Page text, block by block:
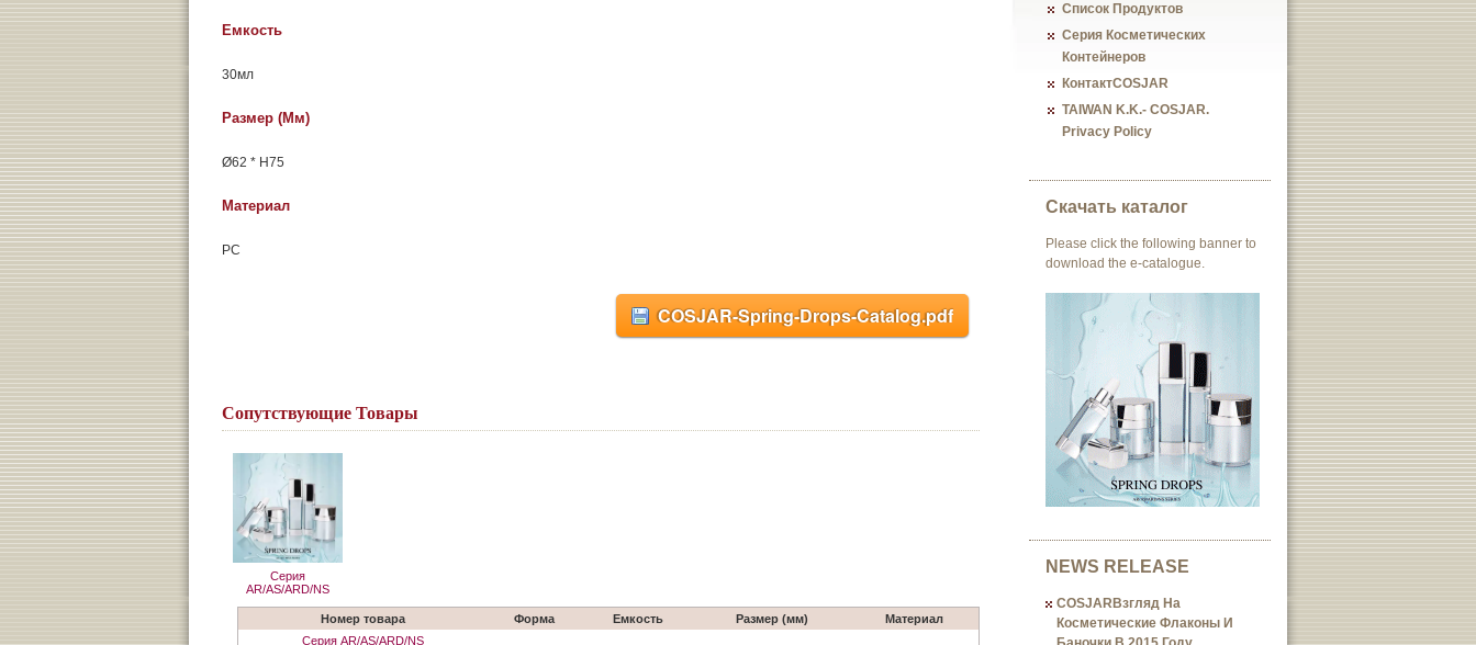
Емкость
30мл
Размер (мм)
Ø62 * H75
Материал
РС
COSJAR-Spring-Drops-Catalog.pdf
Сопутствующие Товары
Серия
AR/AS/ARD/NS
Номер товара Форма Емкость Размер (мм)
Материал
Серия AR/AS/ARD/NS
Список Продуктов
Серия Косметических
Контейнеров
КонтактCOSJAR
TAIWAN K.K.- COSJAR.
Privacy Policy
Скачать каталог
Please click the following banner to
download the e-catalogue.
NEWS RELEASE
COSJARВзгляд На
Косметические Флаконы И